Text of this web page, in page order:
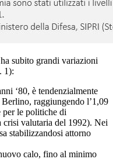
subito grandi variazioni
1):
‘80, è tendenzialmente
raggiungendo l’1,09
per le politiche di
crisi valutaria del 1992). Nei
stabilizzandosi attorno
calo, fino al minimo